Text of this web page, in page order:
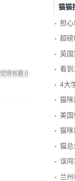
觉得有趣 0
猫猫
担心和“
超磅校
英国
看到主
4大学
猫咪间
美国
猫咪
猫总
误闯
兰